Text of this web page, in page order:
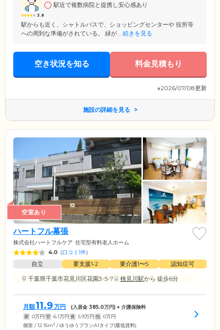
3.8
駅近で複数病院と提携し安心感あり
駅からも近く、シャトルバスで、ショッピングセンターや 役所等
への周到な準備がされている。 緑が... 続きを見る
空き状況を知る 料金見積もり
※2026/07/08更新
施設の詳細を見る
空室あり
ハートフル幕張
株式会社ハートフルケア 住宅型有料老人ホーム
4.0 (口コミ1件)
自立 要支援1•2 要介護1〜5
認知症可
千葉県千葉市花見川区花園3-5-7
検見川駅から 徒歩6分
月額11.9 万円 (入居金 385.0万円) + 介護保険料
家 0万円 管 6.1万円 食 5.9万円 他 0万円
個室 / 12.15m2 / ゆうゆうプランA1タイプ(最低賃料)